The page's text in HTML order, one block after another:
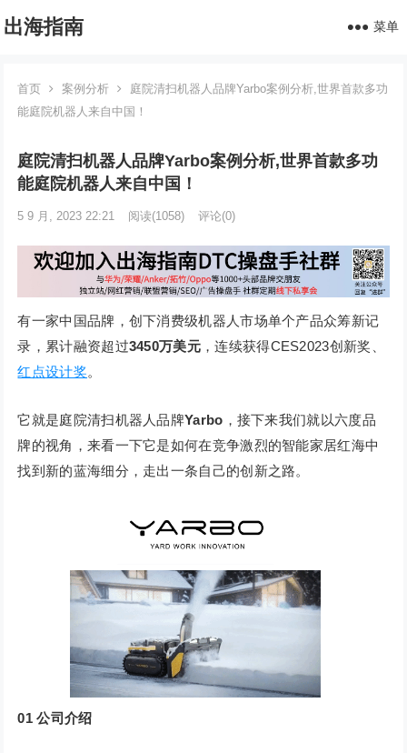
出海指南 菜单
首页 案例分析
庭院清扫机器人品牌Yarbo案例分析,世界首款多功
能庭院机器人来自中国！
庭院清扫机器人品牌Yarbo案例分析,世界首款多功
能庭院机器人来自中国！
5 9 月, 2023 22:21 阅读(1058) 评论(0)
有一家中国品牌，创下消费级机器人市场单个产品众筹新记
录，累计融资超过3450万美元 ，连续获得CES2023创新奖、
红点设计奖。
它就是庭院清扫机器人品牌Yarbo ，接下来我们就以六度品
牌的视角，来看一下它是如何在竞争激烈的智能家居红海中
找到新的蓝海细分，走出一条自己的创新之路。
01 公司介绍